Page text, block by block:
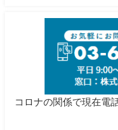
コロナの関係で現在電